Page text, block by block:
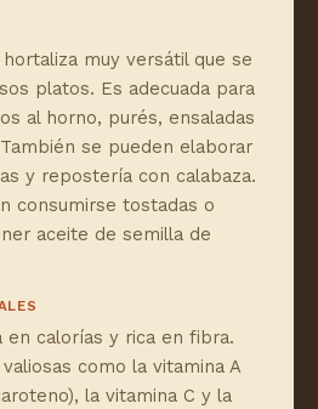
muy versátil que se
platos. Es adecuada para
al horno, purés, ensaladas
se pueden elaborar
y repostería con calabaza.
consumirse tostadas o
aceite de semilla de
en calorías y rica en fibra.
como la vitamina A
la vitamina C y la